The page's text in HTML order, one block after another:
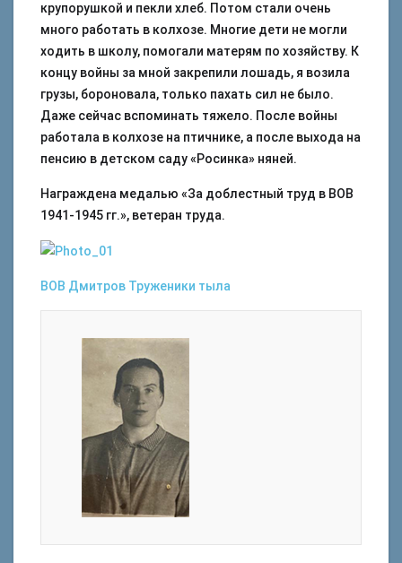
крупорушкой и пекли хлеб. Потом стали очень
много работать в колхозе. Многие дети не могли
ходить в школу, помогали матерям по хозяйству. К
концу войны за мной закрепили лошадь, я возила
грузы, бороновала, только пахать сил не было.
Даже сейчас вспоминать тяжело. После войны
работала в колхозе на птичнике, а после выхода на
пенсию в детском саду «Росинка» няней.
Награждена медалью «За доблестный труд в ВОВ
1941-1945 гг.», ветеран труда.
ВОВ Дмитров Труженики тыла